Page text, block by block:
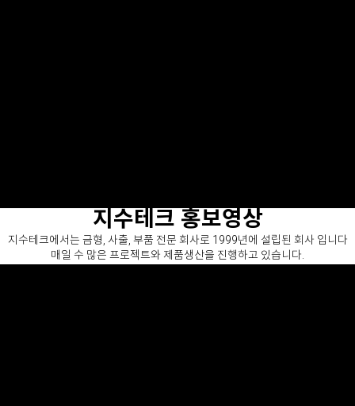
지수테크 홍보영상
지수테크에서는 금형, 사출, 부품 전문 회사로 1999년에 설립된 회사 입니다
매일 수 많은 프로젝트와 제품생산을 진행하고 있습니다.